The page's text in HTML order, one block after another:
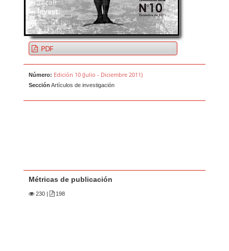
PDF
Número: Edición 10 (Julio - Diciembre 2011)
Sección Artículos de investigación
Métricas de publicación
230 198